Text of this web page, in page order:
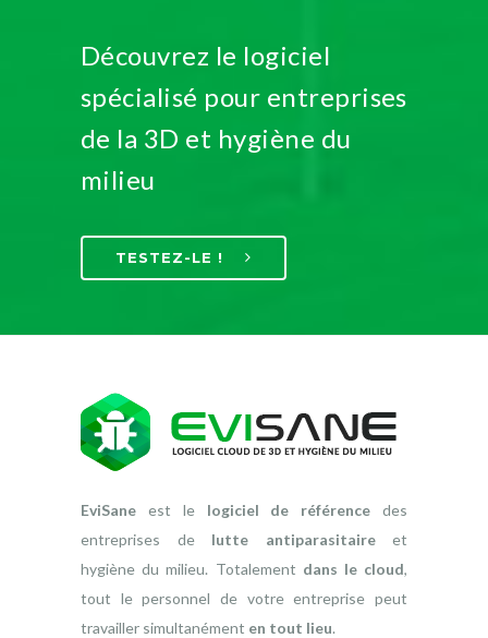
Découvrez le logiciel
spécialisé pour entreprises
de la 3D et hygiène du
milieu
TESTEZ-LE !
EviSane est le logiciel de référence des
entreprises de lutte antiparasitaireet
hygiène du milieu. Totalement dans le cloud,
tout le personnel de votre entreprise peut
travailler simultanément en tout lieu.